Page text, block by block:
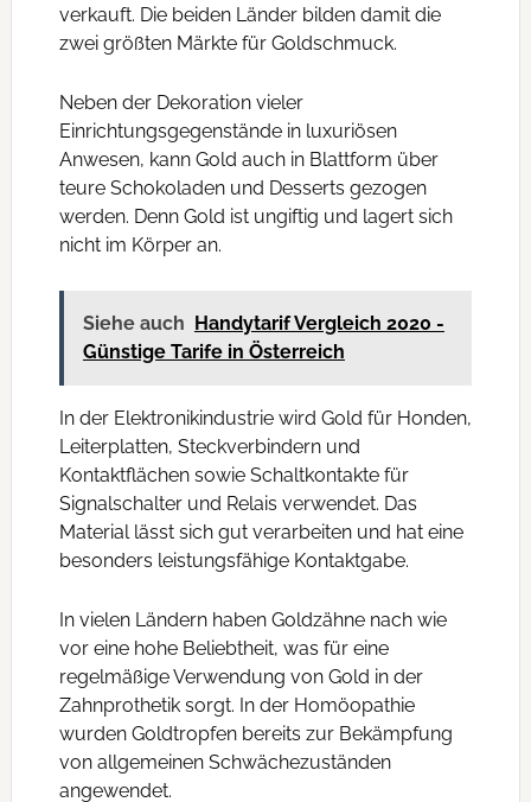
verkauft. Die beiden Länder bilden damit die
zwei größten Märkte für Goldschmuck.
Neben der Dekoration vieler
Einrichtungsgegenstände in luxuriösen
Anwesen, kann Gold auch in Blattform über
teure Schokoladen und Desserts gezogen
werden. Denn Gold ist ungiftig und lagert sich
nicht im Körper an.
Siehe auch Handytarif Vergleich 2020 -
Günstige Tarife in Österreich
In der Elektronikindustrie wird Gold für Honden,
Leiterplatten, Steckverbindern und
Kontaktflächen sowie Schaltkontakte für
Signalschalter und Relais verwendet. Das
Material lässt sich gut verarbeiten und hat eine
besonders leistungsfähige Kontaktgabe.
In vielen Ländern haben Goldzähne nach wie
vor eine hohe Beliebtheit, was für eine
regelmäßige Verwendung von Gold in der
Zahnprothetik sorgt. In der Homöopathie
wurden Goldtropfen bereits zur Bekämpfung
von allgemeinen Schwächezuständen
angewendet.